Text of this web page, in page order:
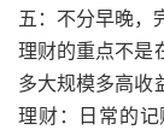
五：不分早晚，
理财的重点不是
多大规模多高收
理财：日常的